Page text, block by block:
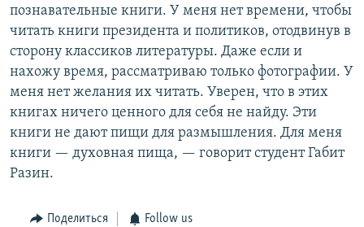
познавательные книги. У меня нет времени, чтобы
читать книги президента и политиков, отодвинув в
сторону классиков литературы. Даже если и
нахожу время, рассматриваю только фотографии. У
меня нет желания их читать. Уверен, что в этих
книгах ничего ценного для себя не найду. Эти
книги не дают пищи для размышления. Для меня
книги — духовная пища, — говорит студент Габит
Разин.
Поделиться Follow us